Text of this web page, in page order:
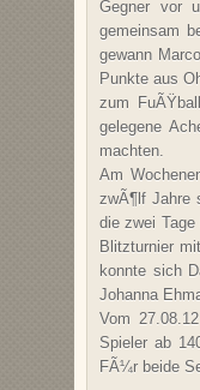
Gegner vor
gemeinsam
gewann
Punkte aus
zum
gelegene
machten.
Am
zwÃ¶lf Jahre
die zwei
Blitzturnier
konnte sich
Johanna
Vom
Spieler ab
FÃ¼r beide